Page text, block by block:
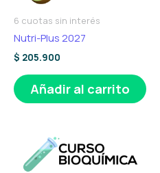
6 cuotas sin interés
Nutri-Plus 2027
$ 205.900
Añadir al carrito